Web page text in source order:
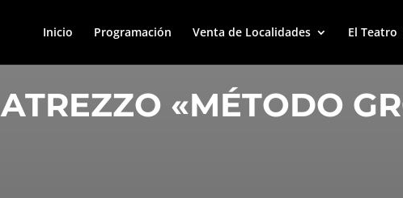
Inicio Programación Venta de Localidades El Teatro
ATREZZO «MÉTODO